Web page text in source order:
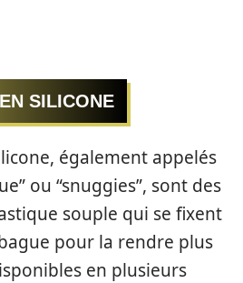
SILICONE
également appelés
ou “snuggies”, sont des
souple qui se fixent
pour la rendre plus
en plusieurs